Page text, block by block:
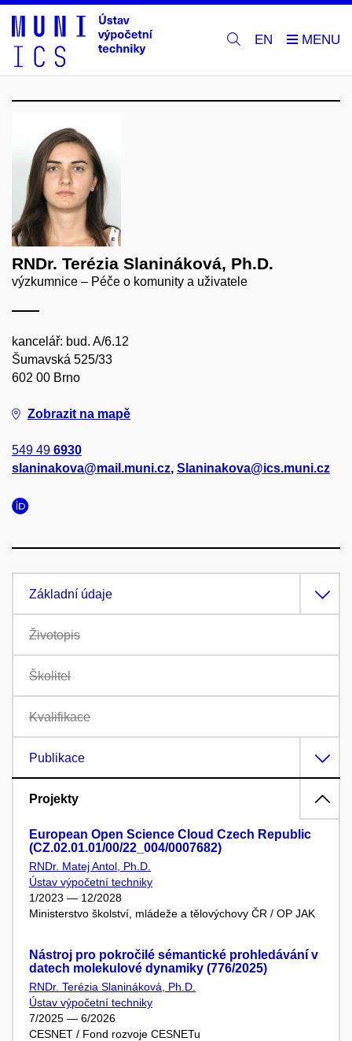
EN
RNDr. Terézia Slanináková, Ph.D.
výzkumnice – Péče o komunity a uživatele
kancelář: bud. A/6.12
Šumavská 525/33
602 00 Brno
Zobrazit na mapě
549 49 6930
slaninakova@mail.muni.cz, Slaninakova@ics.muni.cz
Základní údaje
Životopis
Školitel
Kvalifikace
Publikace
Projekty
European Open Science Cloud Czech Republic
(CZ.02.01.01/00/22_004/0007682)
RNDr. Matej Antol, Ph.D.
Ústav výpočetní techniky
1/2023 — 12/2028
Ministerstvo školství, mládeže a tělovýchovy ČR / OP JAK
Nástroj pro pokročilé sémantické prohledávání v
datech molekulové dynamiky (776/2025)
RNDr. Terézia Slanináková, Ph.D.
Ústav výpočetní techniky
7/2025 — 6/2026
CESNET / Fond rozvoje CESNETu